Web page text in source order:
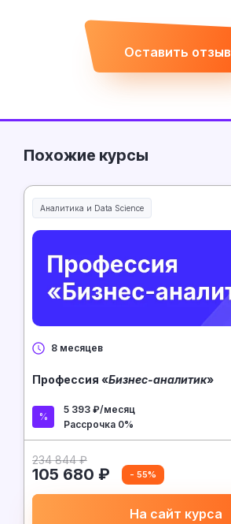
Оставить отзыв
Похожие курсы
Аналитика и Data Science
8 месяцев
Профессия «Бизнес-аналитик»
5 393 ₽/месяц
Рассрочка 0%
234 844 ₽
105 680 ₽ - 55%
На сайт курса